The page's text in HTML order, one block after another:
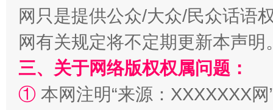
网只是提供公众/大众/民众话语
网有关规定将不定期更新本声明
三、关于网络版权权属问题：
① 本网注明“来源：XXXXXXX